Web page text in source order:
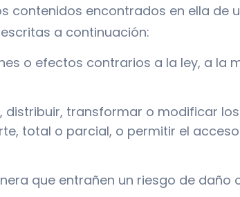
contenidos encontrados en ella
a continuación:
o efectos contrarios a la ley, a la
distribuir, transformar o modificar
total o parcial, o permitir el
que entrañen un riesgo de